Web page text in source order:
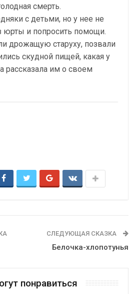
смерть.
с детьми, но у нее не
юрты и попросить помощи.
дрожащую старуху, позвали
скудной пищей, какая у
рассказала им о своем
СЛЕДУЮЩАЯ СКАЗКА
Белочка-хлопотунья
понравиться